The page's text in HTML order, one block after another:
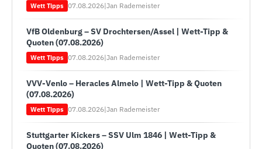
Wett Tipps 07.08.2026|Jan Rademeister
VfB Oldenburg – SV Drochtersen/Assel | Wett-Tipp &
Quoten (07.08.2026)
Wett Tipps 07.08.2026|Jan Rademeister
VVV-Venlo – Heracles Almelo | Wett-Tipp & Quoten
(07.08.2026)
Wett Tipps 07.08.2026|Jan Rademeister
Stuttgarter Kickers – SSV Ulm 1846 | Wett-Tipp &
Quoten (07.08.2026)